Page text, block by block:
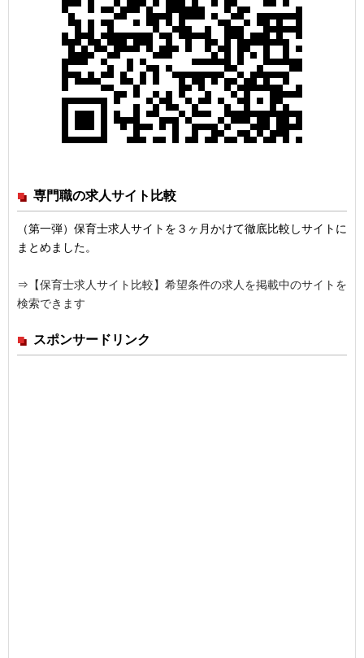
専門職の求人サイト比較
（第一弾）保育士求人サイトを３ヶ月かけて徹底比較しサイトに
まとめました。
⇒ 【保育士求人サイト比較】希望条件の求人を掲載中のサイトを
検索できます
スポンサードリンク